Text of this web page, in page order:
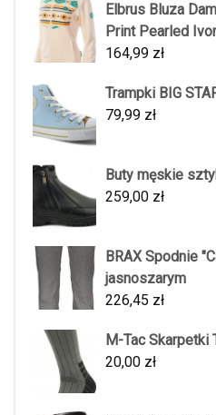
Elbrus Bluza
Print Pearled
164,99 zł
Trampki BIG
79,99 zł
Buty męskie
259,00 zł
BRAX Spodnie
jasnoszarym
226,45 zł
M-Tac Skarpetki
20,00 zł